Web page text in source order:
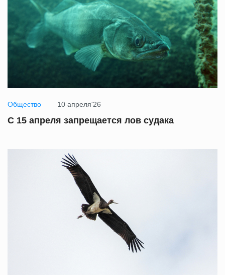
Общество 10 апреля'26
С 15 апреля запрещается лов судака